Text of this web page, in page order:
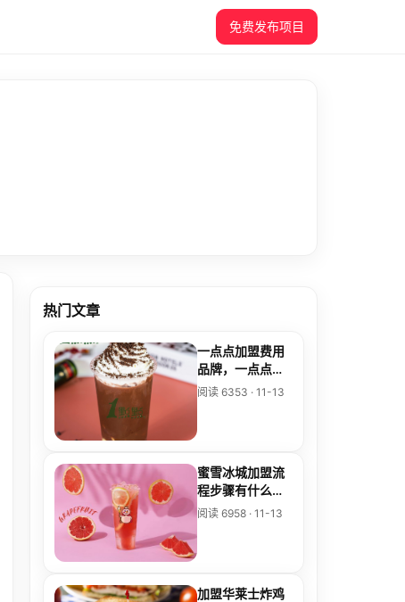
免费发布项目
热门文章
一点点加盟费用
品牌，一点点奶
茶店加盟费
阅读 6353 · 11-13
蜜雪冰城加盟流
程步骤有什么，
5个步骤详细解
阅读 6958 · 11-13
加盟华莱士炸鸡